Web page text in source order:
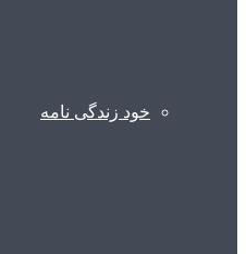
خود زندگی نامه